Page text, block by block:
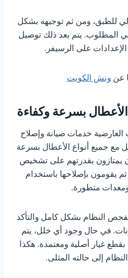
للطبق، ومن ثم توجيهه بشكل
المطلوب. يتم بعد ذلك توصيل
على الرسيفر.
عنونش الكويت
العارضية خدمات صيانة وإصلاح
مع جميع أنواع الأعطال بسرعة
يمتازون بقدرتهم على تشخيص
يقومون بإصلاحها باستخدام
متطورة.
النظام بشكل كامل والتأكد
في حال وجود أي خلل، يتم
بقطع غيار أصلية ومعتمدة. هكذا
إلى حالته المثلى.